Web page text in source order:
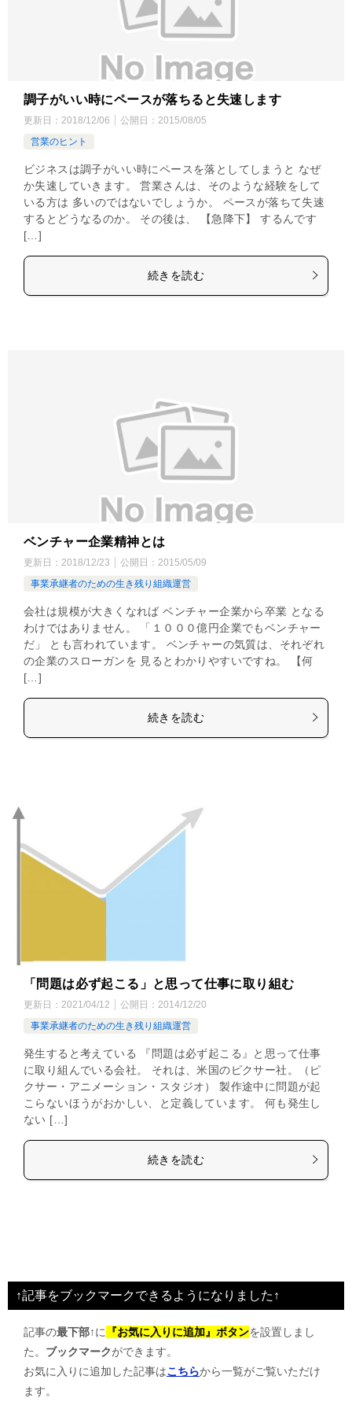
調子がいい時にペースが落ちると失速します
更新日： 2018/12/06 公開日： 2015/08/05
営業のヒント
ビジネスは調子がいい時にペースを落としてしまうと なぜ
か失速していきます。 営業さんは、そのような経験をして
いる方は 多いのではないでしょうか。 ペースが落ちて失速
するとどうなるのか。 その後は、 【急降下】 するんです
[…]
続きを読む
ベンチャー企業精神とは
更新日： 2018/12/23 公開日： 2015/05/09
事業承継者のための生き残り組織運営
会社は規模が大きくなれば ベンチャー企業から卒業 となる
わけではありません。 「１０００億円企業でもベンチャー
だ」 とも言われています。 ベンチャーの気質は、それぞれ
の企業のスローガンを 見るとわかりやすいですね。 【何
[…]
続きを読む
「問題は必ず起こる」と思って仕事に取り組む
更新日： 2021/04/12 公開日： 2014/12/20
事業承継者のための生き残り組織運営
発生すると考えている 『問題は必ず起こる』と思って仕事
に取り組んでいる会社。 それは、米国のピクサー社。（ピ
クサー・アニメーション・スタジオ） 製作途中に問題が起
こらないほうがおかしい、と定義しています。 何も発生し
ない […]
続きを読む
↑記事をブックマークできるようになりました↑
記事の最下部↑に 『お気に入りに追加』ボタンを設置しまし
た。 ブックマークができます。
お気に入りに追加した記事はこちらから一覧がご覧いただけ
ます。